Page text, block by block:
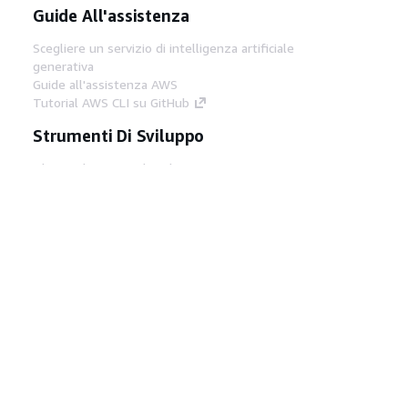
Guide All'assistenza
Scegliere un servizio di intelligenza artificiale
generativa
Guide all'assistenza AWS
Tutorial AWS CLI su GitHub
Strumenti Di Sviluppo
Libreria di esempi di codice AWS